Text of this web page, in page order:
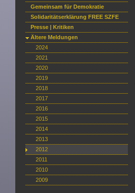
Gemeinsam für Demokratie
Solidaritätserklärung FREE SZFE
Presse | Kritiken
Ältere Meldungen
2024
2021
2020
2019
2018
2017
2016
2015
2014
2013
2012
2011
2010
2009